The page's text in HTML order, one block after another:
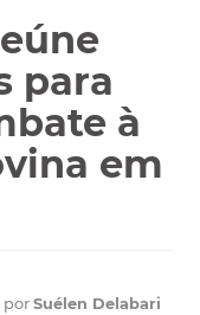
para
à
em
porSuélen Delabari